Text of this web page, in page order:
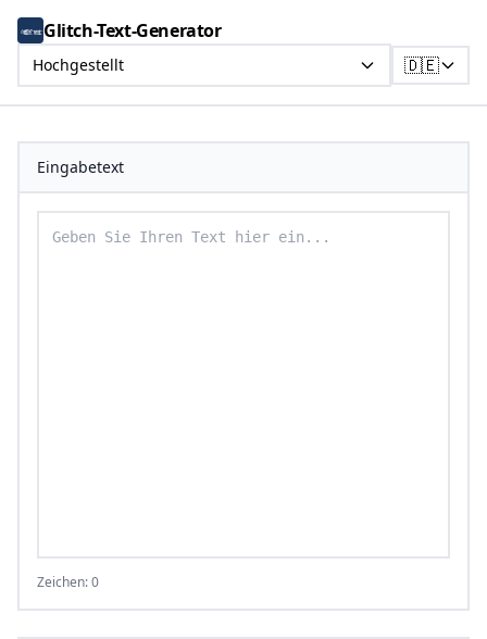
Glitch-Text-Generator
Hochgestellt 🇩🇪
Eingabetext
Zeichen: 0